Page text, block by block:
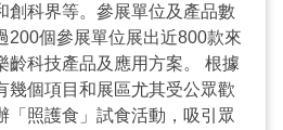
創科界等。參展單位及產品數
200個參展單位展出近800款來
齡科技產品及應用方案。 根據
幾個項目和展區尤其受公眾歡
「照護食」試食活動，吸引眾